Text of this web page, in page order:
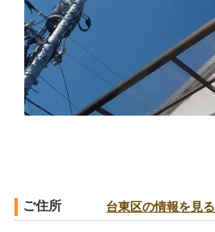
ご住所 台東区の情報を見る